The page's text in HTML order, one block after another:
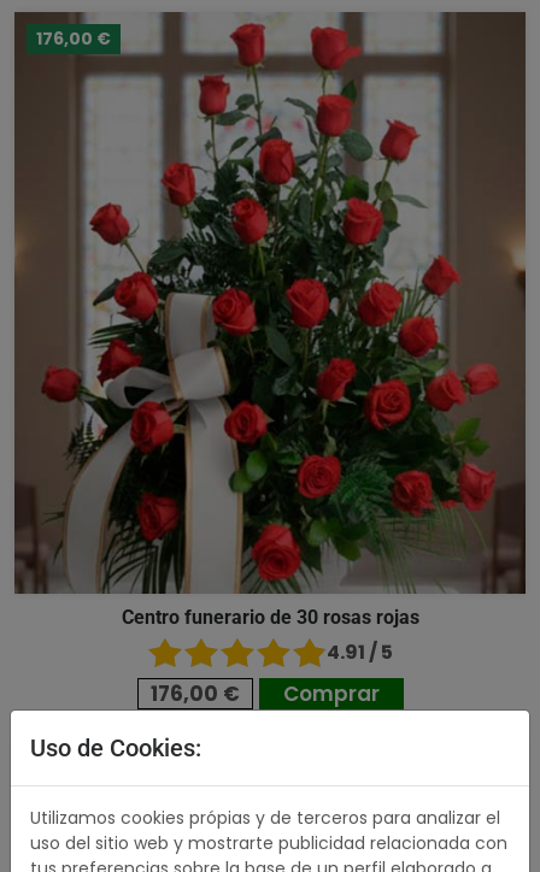
176,00 €
Centro funerario de 30 rosas rojas
4.91 / 5
176,00 € Comprar
489,00 €
Uso de Cookies:
Utilizamos cookies própias y de terceros para analizar el
uso del sitio web y mostrarte publicidad relacionada con